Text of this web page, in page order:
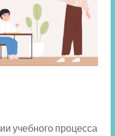
учебного процесса